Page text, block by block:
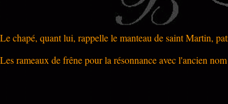
Le chapé, quant lui, rappelle le manteau de saint Martin,
Les rameaux de frêne pour la résonnance avec l'ancien